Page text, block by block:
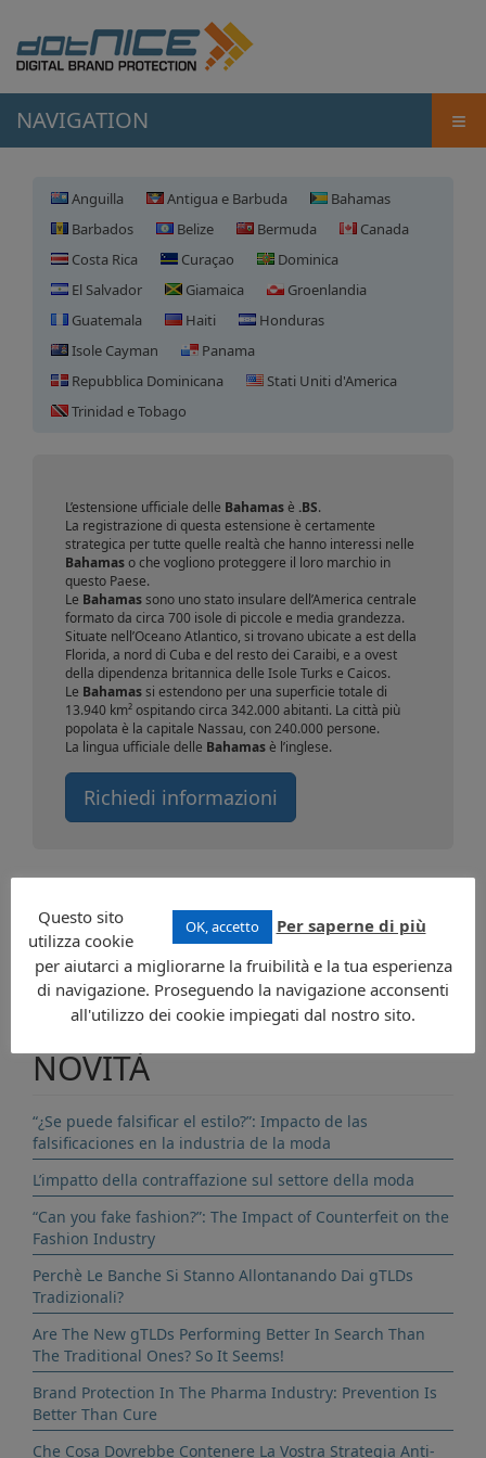
NAVIGATION ≡
Anguilla Antigua e Barbuda
Bahamas
Barbados
Belize Bermuda
Canada
Costa Rica
Curaçao
Dominica
El Salvador
Giamaica
Groenlandia
Guatemala
Haiti
Honduras
Isole Cayman
Panama
Repubblica Dominicana
Stati Uniti d'America
Trinidad e Tobago
Registrazione domini
Bahamas
L’estensione ufficiale delle Bahamasè .BS.
La registrazione di questa estensione è certamente
strategica per tutte quelle realtà che hanno interessi nelle
Bahamaso che vogliono proteggere il loro marchio in
questo Paese.
Le Bahamassono uno stato insulare dell’America centrale
formato da circa 700 isole di piccole e media grandezza.
Situate nell’Oceano Atlantico, si trovano ubicate a est della
Florida, a nord di Cuba e del resto dei Caraibi, e a ovest
della dipendenza britannica delle Isole Turks e Caicos.
Le Bahamassi estendono per una superficie totale di
13.940 km² ospitando circa 342.000 abitanti. La città più
popolata è la capitale Nassau, con 240.000 persone.
La lingua ufficiale delle Bahamasè l’inglese.
Richiedi informazioni
CONTATTI
NOVITÀ
“¿Se puede falsificar el estilo?”: Impacto de las
falsificaciones en la industria de la moda
L’impatto della contraffazione sul settore della moda
“Can you fake fashion?”: The Impact of Counterfeit on the
Fashion Industry
Perchè Le Banche Si Stanno Allontanando Dai gTLDs
Tradizionali?
Are The New gTLDs Performing Better In Search Than
The Traditional Ones? So It Seems!
Brand Protection In The Pharma Industry: Prevention Is
Better Than Cure
Che Cosa Dovrebbe Contenere La Vostra Strategia Anti-
OK, accetto Per saperne di più
Questo sito
utilizza cookie
per aiutarci a migliorarne la fruibilità e la tua esperienza
di navigazione. Proseguendo la navigazione acconsenti
all'utilizzo dei cookie impiegati dal nostro sito.